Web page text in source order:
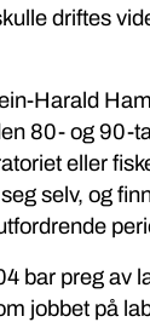
driftes
Harald
80- og 90-
eller
selv, og
bar preg av
jobbet på